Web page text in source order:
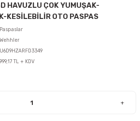
HAVUZLU ÇOK YUMUŞAK-
KESİLEBİLİR OTO PASPAS
Paspaslar
Wehhler
U6D9HZARFD3349
999,17 TL + KDV
+